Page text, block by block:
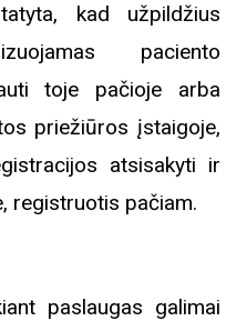
kad užpildžius
paciento
toje pačioje arba
priežiūros įstaigoje,
atsisakyti ir
registruotis pačiam.
paslaugas galimai